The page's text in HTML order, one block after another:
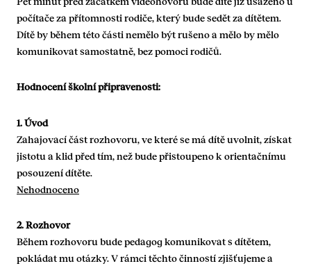
počítače za přítomnosti rodiče, který bude sedět za dítětem.
Dítě by během této části nemělo být rušeno a mělo by mělo
komunikovat samostatně, bez pomoci rodičů.
Hodnocení školní připravenosti:
1. Úvod
Zahajovací část rozhovoru, ve které se má dítě uvolnit, získat
jistotu a klid před tím, než bude přistoupeno k orientačnímu
posouzení dítěte.
Nehodnoceno
2. Rozhovor
Během rozhovoru bude pedagog komunikovat s dítětem,
pokládat mu otázky. V rámci těchto činností zjišťujeme a